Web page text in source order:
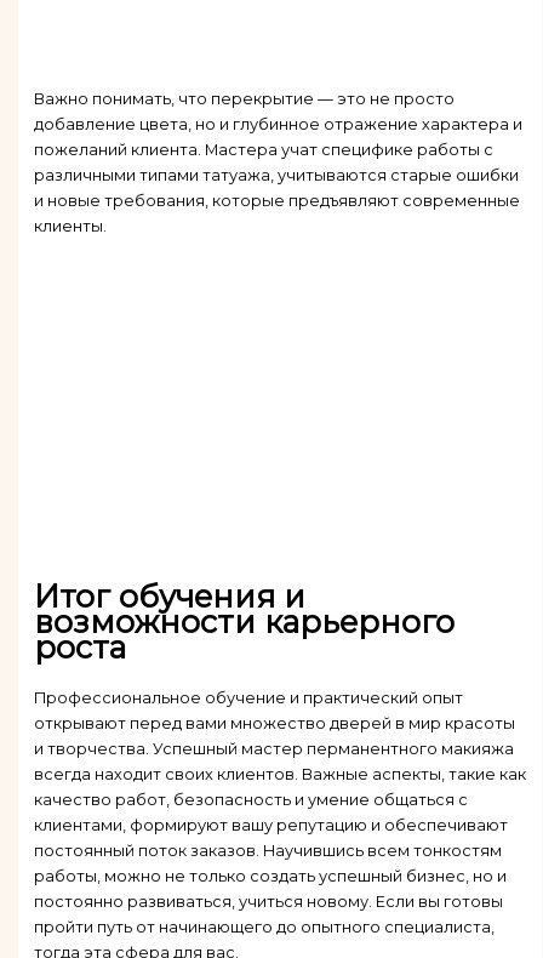
Важно понимать, что перекрытие — это не просто
добавление цвета, но и глубинное отражение характера и
пожеланий клиента. Мастера учат специфике работы с
различными типами татуажа, учитываются старые ошибки
и новые требования, которые предъявляют современные
клиенты.
Итог обучения и
возможности карьерного
роста
Профессиональное обучение и практический опыт
открывают перед вами множество дверей в мир красоты
и творчества. Успешный мастер перманентного макияжа
всегда находит своих клиентов. Важные аспекты, такие как
качество работ, безопасность и умение общаться с
клиентами, формируют вашу репутацию и обеспечивают
постоянный поток заказов. Научившись всем тонкостям
работы, можно не только создать успешный бизнес, но и
постоянно развиваться, учиться новому. Если вы готовы
пройти путь от начинающего до опытного специалиста,
тогда эта сфера для вас.